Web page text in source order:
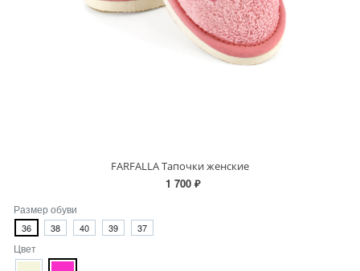
FARFALLA Тапочки женские
1 700 ₽
Размер обуви
36 38 40 39 37
Цвет